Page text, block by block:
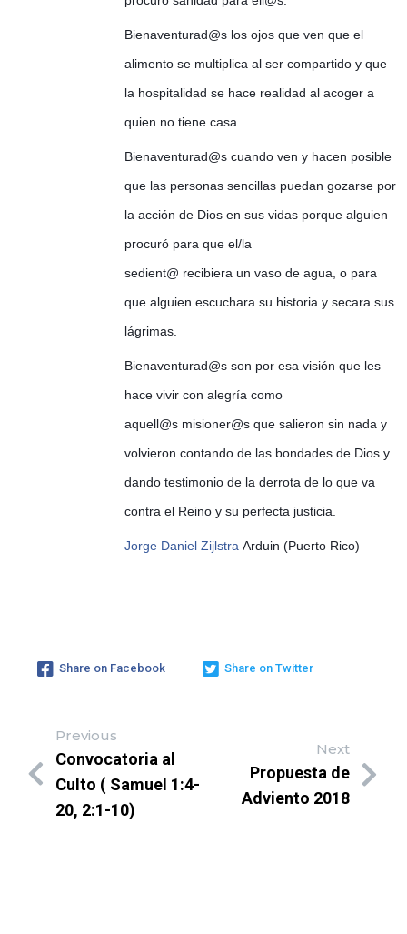
Bienaventurad@s los ojos que ven que el
alimento se multiplica al ser compartido y que
la hospitalidad se hace realidad al acoger a
quien no tiene casa.
Bienaventurad@s cuando ven y hacen posible
que las personas sencillas puedan gozarse por
la acción de Dios en sus vidas porque alguien
procuró para que el/la
sedient@ recibiera un vaso de agua, o para
que alguien escuchara su historia y secara sus
lágrimas.
Bienaventurad@s son por esa visión que les
hace vivir con alegría como
aquell@s misioner@s que salieron sin nada y
volvieron contando de las bondades de Dios y
dando testimonio de la derrota de lo que va
contra el Reino y su perfecta justicia.
Jorge Daniel ZijlstraArduin (Puerto Rico)
Share on Facebook Share on Twitter
Previous
Convocatoria al
Culto ( Samuel 1:4-
20, 2:1-10)
Next
Propuesta de
Adviento 2018